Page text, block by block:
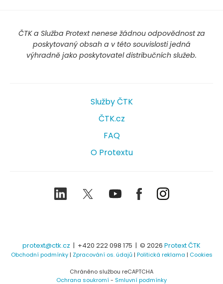
ČTK a Služba Protext nenese žádnou odpovědnost za
poskytovaný obsah a v této souvislosti jedná
výhradně jako poskytovatel distribučních služeb.
Služby ČTK
ČTK.cz
FAQ
O Protextu
LinkedIn TwitterYoutubeFacebookInstagram
protext@ctk.cz | +420 222 098 175 | © 2026 Protext ČTK
Obchodní podmínky| Zpracování os. údajů| Politická reklama | Cookies
Chráněno službou reCAPTCHA
Ochrana soukromí- Smluvní podmínky